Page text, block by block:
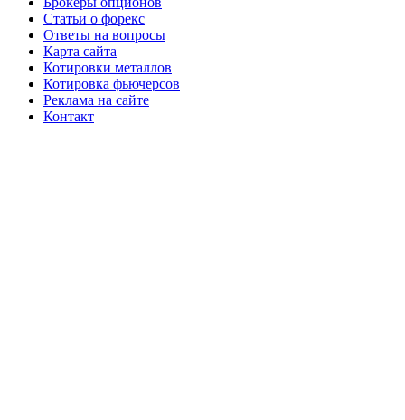
Статьи о форекс
Ответы на вопросы
Карта сайта
Котировки металлов
Котировка фьючерсов
Реклама на сайте
Контакт